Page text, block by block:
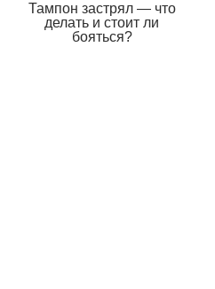
Тампон застрял — что
делать и стоит ли
бояться?